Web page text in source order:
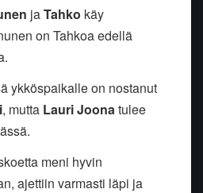
jaTahko käy
on Tahkoa edellä
ykköspaikalle on nostanut
, mutta Lauri Joonatulee
meni hyvin
ajettiin varmasti läpi ja